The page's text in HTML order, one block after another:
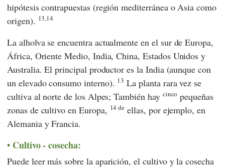
hipótesis contrapuestas (región mediterránea o Asia como
origen). 13,14
La alholva se encuentra actualmente en el sur de Europa,
África, Oriente Medio, India, China, Estados Unidos y
Australia. El principal productor es la India (aunque con
un elevado consumo interno). 13 La planta rara vez se
cultiva al norte de los Alpes; También hay cinco pequeñas
zonas de cultivo en Europa, 14 de ellas, por ejemplo, en
Alemania y Francia.
Cultivo - cosecha:
Puede leer más sobre la aparición, el cultivo y la cosecha